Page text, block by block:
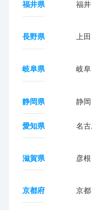
福井県 福井
長野県 上田
岐阜県 岐阜
静岡県 静岡
愛知県 名
滋賀県 彦根
京都府 京都